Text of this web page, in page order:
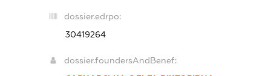
dossier.edrpo:
30419264
dossier.foundersAndBenef: